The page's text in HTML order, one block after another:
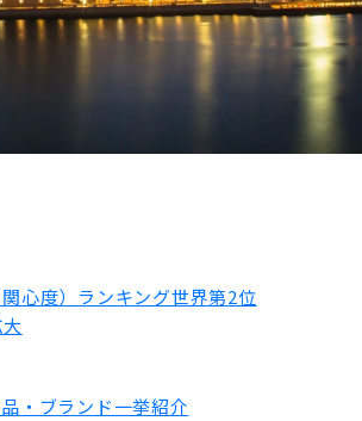
心度）ランキング世界第2位
・ブランド一挙紹介